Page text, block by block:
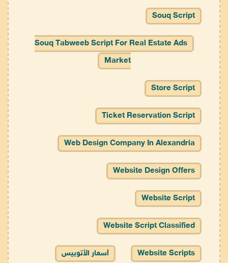
Souq Script
Souq Tabweeb Script For Real Estate Ads
Market
Store Script
Ticket Reservation Script
Web Design Company In Alexandria
Website Design Offers
Website Script
Website Script Classified
Website Scripts أسعار الأتوبيس